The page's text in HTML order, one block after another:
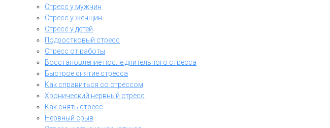
Стресс у мужчин
Стресс у женщин
Стресс у детей
Подростковый стресс
Стресс от работы
Восстановление после длительного стресса
Быстрое снятие стресса
Как справиться со стрессом
Хронический нервный стресс
Как снять стресс
Нервный срыв